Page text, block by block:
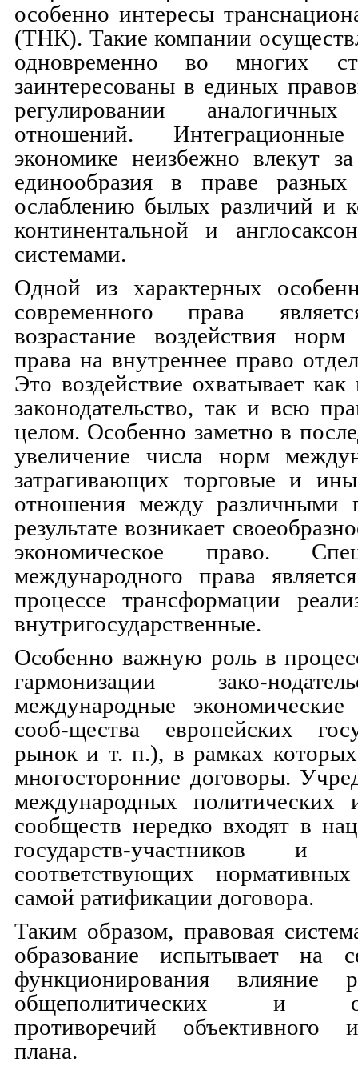
особенно интересы
(ТНК). Такие компании
одновременно во многих
заинтересованы в единых
регулировании аналогичных
отношений.
экономике неизбежно влекут
единообразия в праве
ослаблению былых различий и
континентальной и
системами.
Одной из характерных
современного права
возрастание воздействия
права на внутреннее право
Это воздействие охватывает
законодательство, так и всю
целом. Особенно заметно в
увеличение числа норм
затрагивающих торговые и
отношения между различными
результате возникает
экономическое право.
международного права
процессе трансформации
внутригосударственные.
Особенно важную роль в
гармонизации зако-
международные
сооб-щества европейских
рынок и т. п.), в рамках
многосторонние договоры.
международных политических
сообществ нередко входят в
государств-участников
соответствующих
самой ратификации договора.
Таким образом, правовая
образование испытывает на
функционирования влияние
общеполитических и
противоречий объективного
плана.